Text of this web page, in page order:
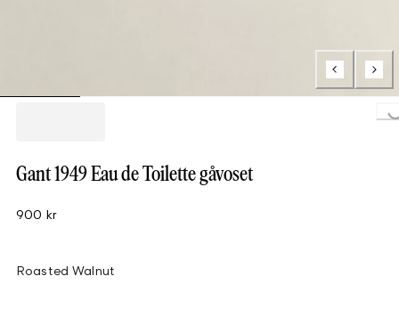
Gant 1949 Eau de Toilette gåvoset
900 kr
Roasted Walnut